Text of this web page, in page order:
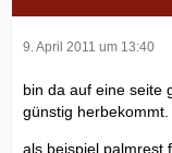
9. April 2011 um 13:40
bin da auf eine seite
günstig herbekommt.
als beispiel palmrest